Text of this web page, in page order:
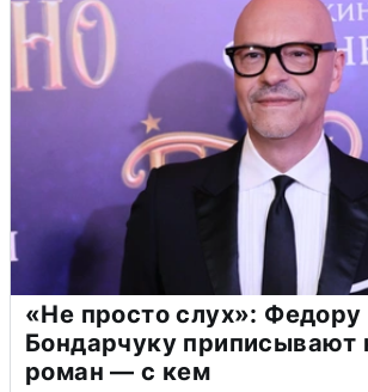
«Не просто слух»: Федору
Бондарчуку приписывают
роман — с кем